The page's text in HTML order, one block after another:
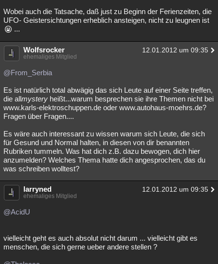
Wobei auch die Tatsache, daß just zu Beginn der Ferienzeiten, die
UFO- Geistersichtungen erheblich ansteigen, nicht zu leugnen ist
...
Wolfsrocker 12.01.2012 um 09:35
ehemaliges Mitglied
@From_Serbia
Es ist natürlich total abwägig das sich Leute auf einer Seite treffen,
die allmystery heißt...warum besprechen sie ihre Themen nicht bei
www.karls-elektroschuppen.de oder www.autohaus-moehrs.de?
Fragen über Fragen....
Es wäre auch interessant zu wissen warum sich Leute, die sich
für Gesund und Normal halten, in diesen von dir benannten
Rubriken tummeln. Was hat dich z.B. dazu bewogen, dich hier
anzumelden? Welches Thema hatte dich angesprochen, das du
was schreiben wolltest?
larryned 12.01.2012 um 09:35
ehemaliges Mitglied
@AcidU
vielleicht geht es auch absolut nicht darum ... vielleicht gibt es
menschen, die sich gerne ueber andere stellen ?